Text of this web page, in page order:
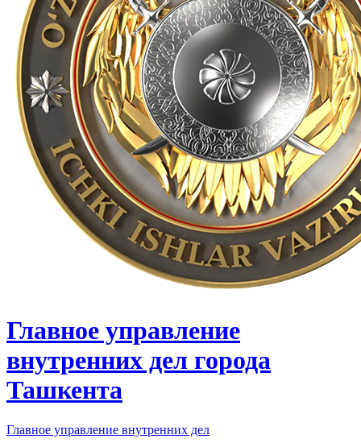
Главное управление
внутренних дел города
Ташкента
Главное управление внутренних дел